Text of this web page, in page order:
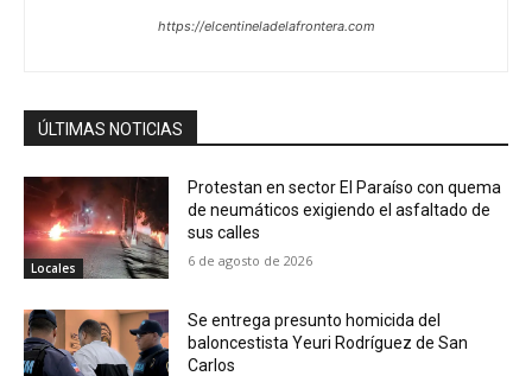
https://elcentineladelafrontera.com
ÚLTIMAS NOTICIAS
Locales
Protestan en sector El Paraíso con quema
de neumáticos exigiendo el asfaltado de
sus calles
6 de agosto de 2026
Se entrega presunto homicida del
baloncestista Yeuri Rodríguez de San
Carlos